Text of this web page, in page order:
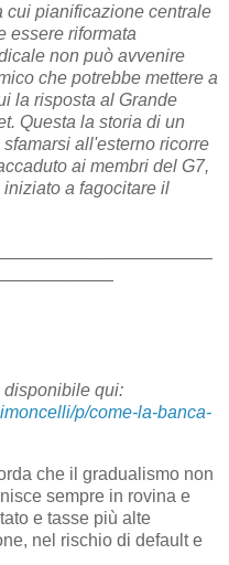
cui pianificazione centrale
essere riformata
non può avvenire
che potrebbe mettere a
la risposta al Grande
Questa la storia di un
all'esterno ricorre
ai membri del G7,
a fagocitare il
disponibile qui:
p/come-la-banca-
che il gradualismo non
sempre in rovina e
e tasse più alte
nel rischio di default e